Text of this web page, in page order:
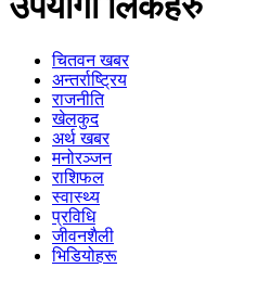
चितवन खबर
अन्तर्राष्ट्रिय
राजनीति
खेलकुद
अर्थ खबर
मनोरञ्जन
राशिफल
स्वास्थ्य
प्रविधि
जीवनशैली
भिडियोहरू